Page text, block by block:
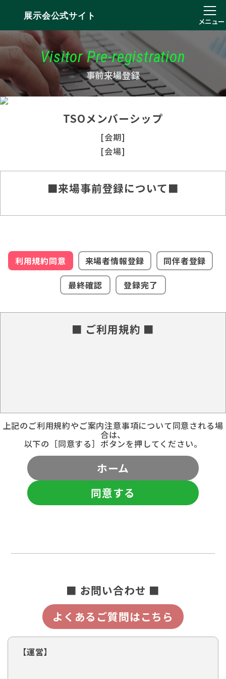
展示会公式サイト
メニュー
Visitor Pre-registration
事前来場登録
TSOメンバーシップ
[会期]
[会場]
■来場事前登録について■
利用規約同意 来場者情報登録
同伴者登録
最終確認
登録完了
■ ご利用規約 ■
上記のご利用規約やご案内注意事項について同意される場
合は、
以下の［同意する］ボタンを押してください。
ホーム
同意する
■ お問い合わせ ■
よくあるご質問はこちら
【運営】